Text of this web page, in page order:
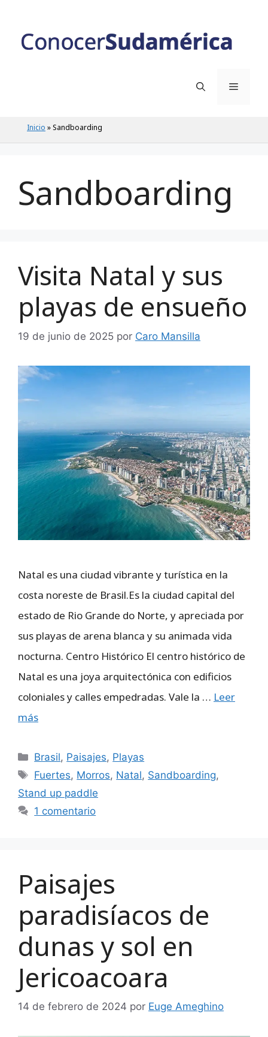
contenido
Menú
Inicio »Sandboarding
Sandboarding
Visita Natal y sus
playas de ensueño
19 de junio de 2025 por Caro Mansilla
Natal es una ciudad vibrante y turística en la
costa noreste de Brasil.Es la ciudad capital del
estado de Rio Grande do Norte, y apreciada por
sus playas de arena blanca y su animada vida
nocturna. Centro Histórico El centro histórico de
Natal es una joya arquitectónica con edificios
coloniales y calles empedradas. Vale la … Leer
más
Categorías
Brasil, Paisajes, Playas
Etiquetas
Fuertes, Morros, Natal, Sandboarding,
Stand up paddle
1 comentario
Paisajes
paradisíacos de
dunas y sol en
Jericoacoara
14 de febrero de 2024 por Euge Ameghino